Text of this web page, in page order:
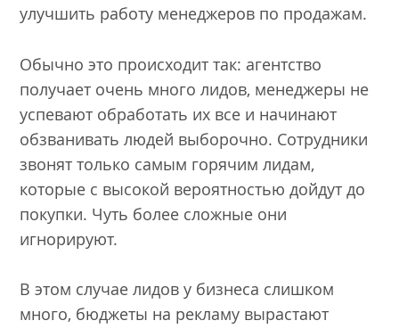
улучшить работу менеджеров по продажам.
Обычно это происходит так: агентство
получает очень много лидов, менеджеры не
успевают обработать их все и начинают
обзванивать людей выборочно. Сотрудники
звонят только самым горячим лидам,
которые с высокой вероятностью дойдут до
покупки. Чуть более сложные они
игнорируют.
В этом случае лидов у бизнеса слишком
много, бюджеты на рекламу вырастают